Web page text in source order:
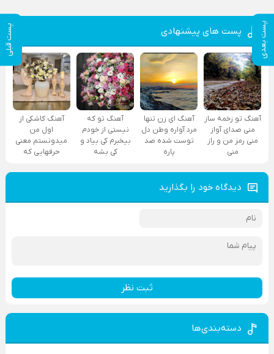
پست بعدی پست قبلی پست های پیشنهادی
آهنگ تو زخمه ساز
منی صدای آواز
منی رمز من و راز
منی
آهنگ ای زن تنها
مرد آواره وطن دل
توست شده صد
پاره
آهنگ تو که
نیستی از خودم
بیخبرم کی بیاد و
کی بشه
آهنگ کاشکی از
اول من
میدونستم معنی
حرفهایی که
دیدگاه خود را بگذارید
ثبت نظر
دسته‌بندی‌ها